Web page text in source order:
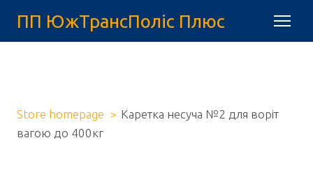
ПП ЮжТрансПоліс Плюс
Store homepage
Каретка несуча №2 для воріт
вагою до 400кг